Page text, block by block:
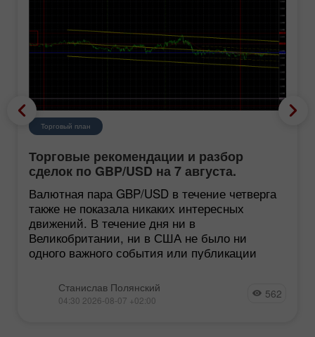
Торговый план
Торговые рекомендации и разбор
сделок по GBP/USD на 7 августа.
Британский фунт застрял в болоте
Валютная пара GBP/USD в течение четверга
также не показала никаких интересных
движений. В течение дня ни в
Великобритании, ни в США не было ни
одного важного события или публикации
Станислав Полянский
04:30 2026-08-07 +02:00 562